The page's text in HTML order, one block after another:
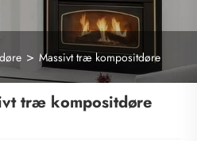
Massivt træ kompositdøre
træ kompositdøre